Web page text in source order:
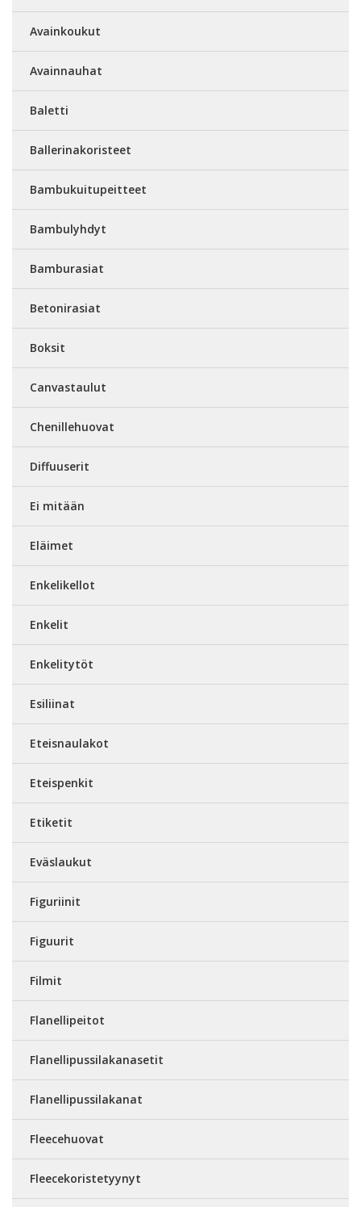
Avainkoukut
Avainnauhat
Baletti
Ballerinakoristeet
Bambukuitupeitteet
Bambulyhdyt
Bamburasiat
Betonirasiat
Boksit
Canvastaulut
Chenillehuovat
Diffuuserit
Ei mitään
Eläimet
Enkelikellot
Enkelit
Enkelitytöt
Esiliinat
Eteisnaulakot
Eteispenkit
Etiketit
Eväslaukut
Figuriinit
Figuurit
Filmit
Flanellipeitot
Flanellipussilakanasetit
Flanellipussilakanat
Fleecehuovat
Fleecekoristetyynyt